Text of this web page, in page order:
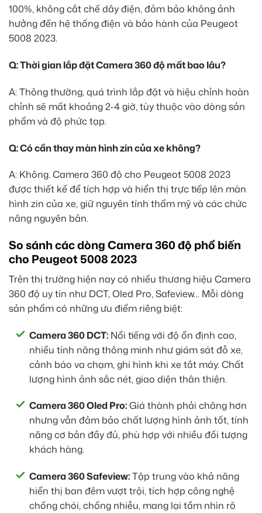
100%, không cắt chế dây điện, đảm bảo không ảnh
hưởng đến hệ thống điện và bảo hành của Peugeot
5008 2023.
Q: Thời gian lắp đặt Camera 360 độ mất bao lâu?
A: Thông thường, quá trình lắp đặt và hiệu chỉnh hoàn
chỉnh sẽ mất khoảng 2-4 giờ, tùy thuộc vào dòng sản
phẩm và độ phức tạp.
Q: Có cần thay màn hình zin của xe không?
A: Không. Camera 360 độ cho Peugeot 5008 2023
được thiết kế để tích hợp và hiển thị trực tiếp lên màn
hình zin của xe, giữ nguyên tính thẩm mỹ và các chức
năng nguyên bản.
So sánh các dòng Camera 360 độ phổ biến
cho Peugeot 5008 2023
Trên thị trường hiện nay có nhiều thương hiệu Camera
360 độ uy tín như DCT, Oled Pro, Safeview… Mỗi dòng
sản phẩm có những ưu điểm riêng biệt:
Camera 360 DCT: Nổi tiếng với độ ổn định cao,
nhiều tính năng thông minh như giám sát đỗ xe,
cảnh báo va chạm, ghi hình khi xe tắt máy. Chất
lượng hình ảnh sắc nét, giao diện thân thiện.
Camera 360 Oled Pro:Giá thành phải chăng hơn
nhưng vẫn đảm bảo chất lượng hình ảnh tốt, tính
năng cơ bản đầy đủ, phù hợp với nhiều đối tượng
khách hàng.
Camera 360 Safeview:Tập trung vào khả năng
hiển thị ban đêm vượt trội, tích hợp công nghệ
chống chói, chống nhiễu, mang lại tầm nhìn rõ